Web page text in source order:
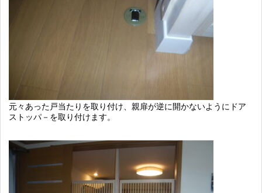
元々あった戸当たりを取り付け、親扉が逆に開かないようにドア
ストッパ－を取り付けます。